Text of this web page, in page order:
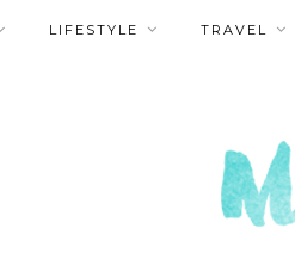
LIFESTYLE TRAVEL